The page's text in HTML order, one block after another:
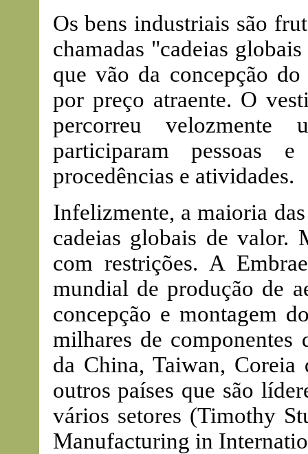
Os bens industriais são
chamadas "cadeias
que vão da concepção
por preço atraente. O
percorreu
participaram pessoas
procedências e atividades.
Infelizmente, a maioria
cadeias globais de valor.
com restrições. A
mundial de produção de
concepção e montagem
milhares de componentes
da China, Taiwan,
outros países que são
vários setores (Timothy
Manufacturing in